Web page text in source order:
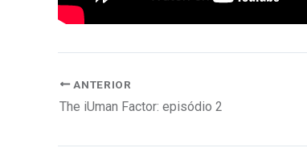
ANTERIOR
The iUman Factor: episódio 2